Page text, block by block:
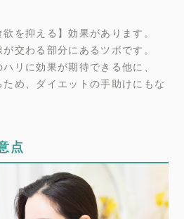
を抑える】効果があります。
交わる部分にあるツボです。
リに効果が期待できる他に、
め、ダイエットの手助けにもな
点